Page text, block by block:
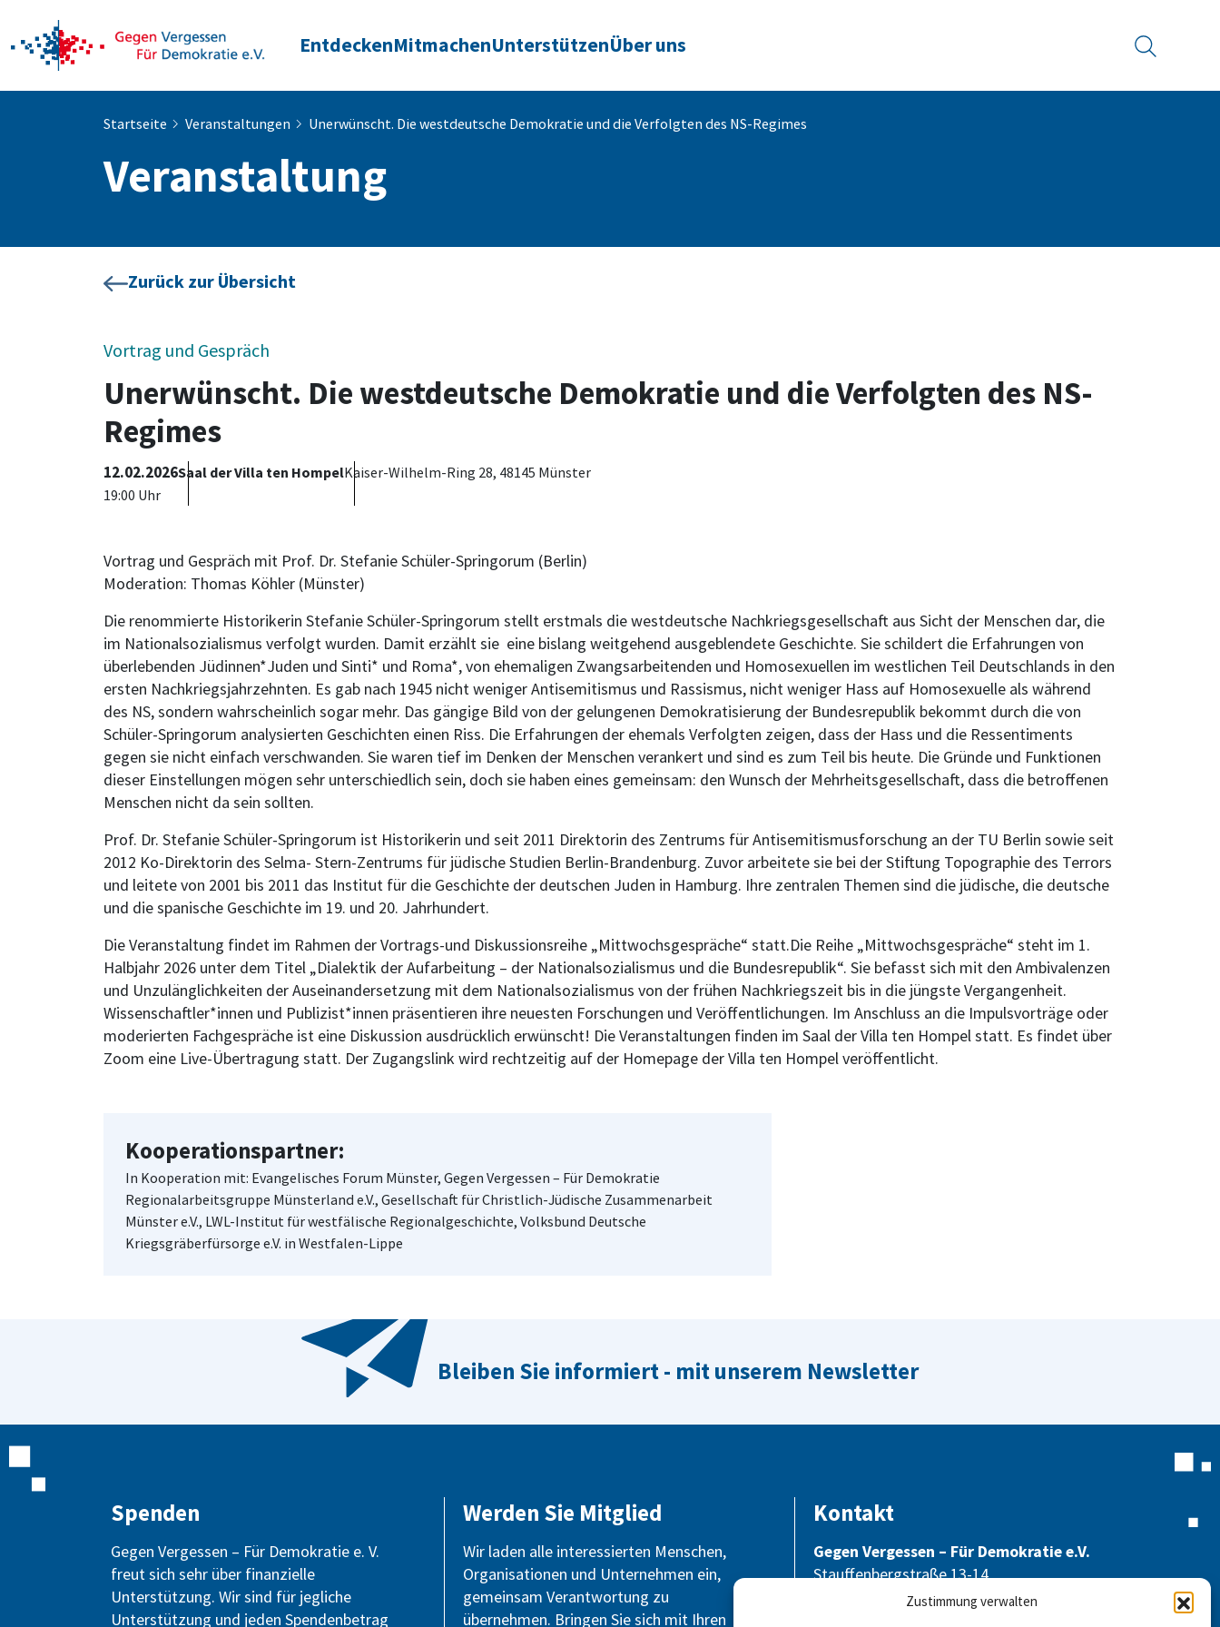
Zustimmung verwalten
EntdeckenMitmachenUnterstützenÜber uns Suche
Startseite Veranstaltungen Unerwünscht. Die westdeutsche Demokratie und die Verfolgten des NS-Regimes
Veranstaltung
Zurück zur Übersicht
Vortrag und Gespräch
Unerwünscht. Die westdeutsche Demokratie und die Verfolgten des NS-
Regimes
12.02.2026
19:00 Uhr
Saal der Villa ten HompelKaiser-Wilhelm-Ring 28, 48145 Münster
Vortrag und Gespräch mit Prof. Dr. Stefanie Schüler-Springorum (Berlin)
Moderation: Thomas Köhler (Münster)
Die renommierte Historikerin Stefanie Schüler-Springorum stellt erstmals die westdeutsche Nachkriegsgesellschaft aus Sicht der Menschen dar, die
im Nationalsozialismus verfolgt wurden. Damit erzählt sie eine bislang weitgehend ausgeblendete Geschichte. Sie schildert die Erfahrungen von
überlebenden Jüdinnen*Juden und Sinti* und Roma*, von ehemaligen Zwangsarbeitenden und Homosexuellen im westlichen Teil Deutschlands in den
ersten Nachkriegsjahrzehnten. Es gab nach 1945 nicht weniger Antisemitismus und Rassismus, nicht weniger Hass auf Homosexuelle als während
des NS, sondern wahrscheinlich sogar mehr. Das gängige Bild von der gelungenen Demokratisierung der Bundesrepublik bekommt durch die von
Schüler-Springorum analysierten Geschichten einen Riss. Die Erfahrungen der ehemals Verfolgten zeigen, dass der Hass und die Ressentiments
gegen sie nicht einfach verschwanden. Sie waren tief im Denken der Menschen verankert und sind es zum Teil bis heute. Die Gründe und Funktionen
dieser Einstellungen mögen sehr unterschiedlich sein, doch sie haben eines gemeinsam: den Wunsch der Mehrheitsgesellschaft, dass die betroffenen
Menschen nicht da sein sollten.
Prof. Dr. Stefanie Schüler-Springorum ist Historikerin und seit 2011 Direktorin des Zentrums für Antisemitismusforschung an der TU Berlin sowie seit
2012 Ko-Direktorin des Selma- Stern-Zentrums für jüdische Studien Berlin-Brandenburg. Zuvor arbeitete sie bei der Stiftung Topographie des Terrors
und leitete von 2001 bis 2011 das Institut für die Geschichte der deutschen Juden in Hamburg. Ihre zentralen Themen sind die jüdische, die deutsche
und die spanische Geschichte im 19. und 20. Jahrhundert.
Die Veranstaltung findet im Rahmen der Vortrags-und Diskussionsreihe „Mittwochsgespräche“ statt.Die Reihe „Mittwochsgespräche“ steht im 1.
Halbjahr 2026 unter dem Titel „Dialektik der Aufarbeitung – der Nationalsozialismus und die Bundesrepublik“. Sie befasst sich mit den Ambivalenzen
und Unzulänglichkeiten der Auseinandersetzung mit dem Nationalsozialismus von der frühen Nachkriegszeit bis in die jüngste Vergangenheit.
Wissenschaftler*innen und Publizist*innen präsentieren ihre neuesten Forschungen und Veröffentlichungen. Im Anschluss an die Impulsvorträge oder
moderierten Fachgespräche ist eine Diskussion ausdrücklich erwünscht! Die Veranstaltungen finden im Saal der Villa ten Hompel statt. Es findet über
Zoom eine Live-Übertragung statt. Der Zugangslink wird rechtzeitig auf der Homepage der Villa ten Hompel veröffentlicht.
Kooperationspartner:
In Kooperation mit: Evangelisches Forum Münster, Gegen Vergessen – Für Demokratie
Regionalarbeitsgruppe Münsterland e.V., Gesellschaft für Christlich-Jüdische Zusammenarbeit
Münster e.V., LWL-Institut für westfälische Regionalgeschichte, Volksbund Deutsche
Kriegsgräberfürsorge e.V. in Westfalen-Lippe
Bleiben Sie informiert - mit unserem Newsletter
Spenden
Gegen Vergessen – Für Demokratie e. V.
freut sich sehr über finanzielle
Unterstützung. Wir sind für jegliche
Unterstützung und jeden Spendenbetrag
Werden Sie Mitglied
Wir laden alle interessierten Menschen,
Organisationen und Unternehmen ein,
gemeinsam Verantwortung zu
übernehmen. Bringen Sie sich mit Ihren
Kontakt
Gegen Vergessen – Für Demokratie e.V.
Stauffenbergstraße 13-14